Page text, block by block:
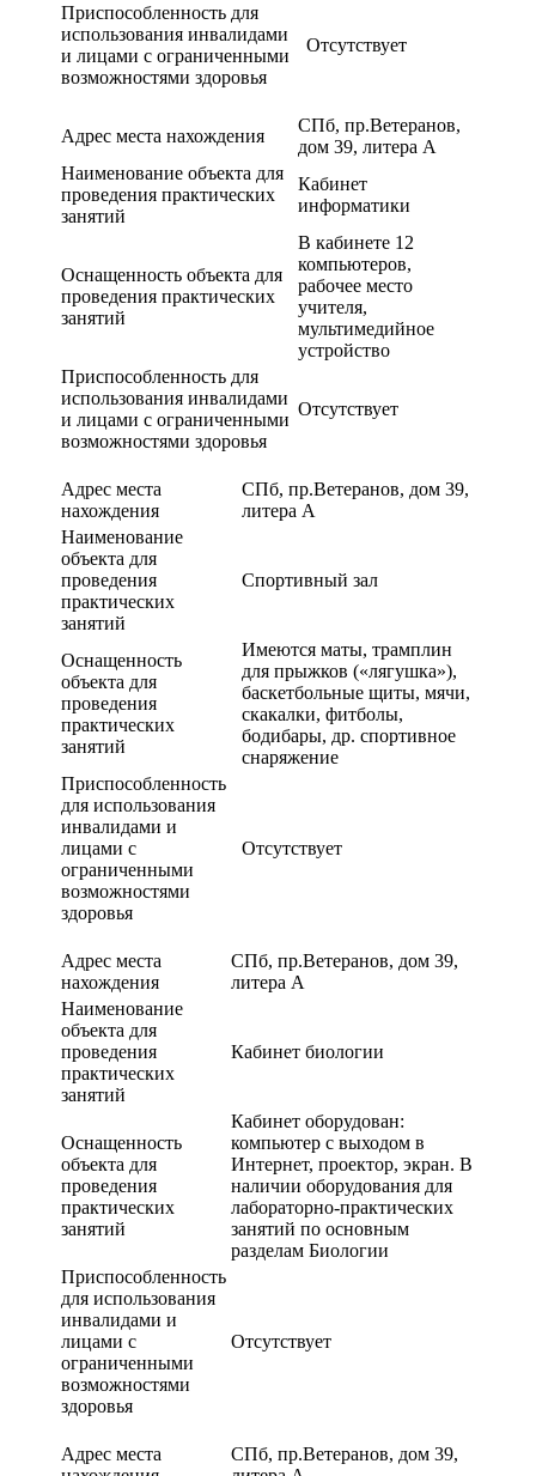
Приспособленность для
использования инвалидами
и лицами с ограниченными
возможностями здоровья
Отсутствует
Адрес места нахождения
СПб, пр.Ветеранов,
дом 39, литера А
Наименование объекта для
проведения практических
занятий
Кабинет
информатики
Оснащенность объекта для
проведения практических
занятий
В кабинете 12
компьютеров,
рабочее место
учителя,
мультимедийное
устройство
Приспособленность для
использования инвалидами
и лицами с ограниченными
возможностями здоровья
Отсутствует
Адрес места
нахождения
СПб, пр.Ветеранов, дом 39,
литера А
Наименование
объекта для
проведения
практических
занятий
Спортивный зал
Оснащенность
объекта для
проведения
практических
занятий
Имеются маты, трамплин
для прыжков («лягушка»),
баскетбольные щиты, мячи,
скакалки, фитболы,
бодибары, др. спортивное
снаряжение
Приспособленность
для использования
инвалидами и
лицами с
ограниченными
возможностями
здоровья
Отсутствует
Адрес места
нахождения
СПб, пр.Ветеранов, дом 39,
литера А
Наименование
объекта для
проведения
практических
занятий
Кабинет биологии
Оснащенность
объекта для
проведения
практических
занятий
Кабинет оборудован:
компьютер с выходом в
Интернет, проектор, экран. В
наличии оборудования для
лабораторно-практических
занятий по основным
разделам Биологии
Приспособленность
для использования
инвалидами и
лицами с
ограниченными
возможностями
здоровья
Отсутствует
Адрес места
СПб, пр.Ветеранов, дом 39,